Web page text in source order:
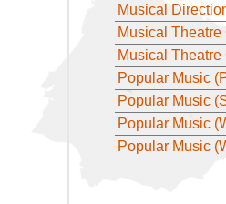
Musical
Musical Theatre
Musical Theatre
Popular Music
Popular Music
Popular Music
Popular Music